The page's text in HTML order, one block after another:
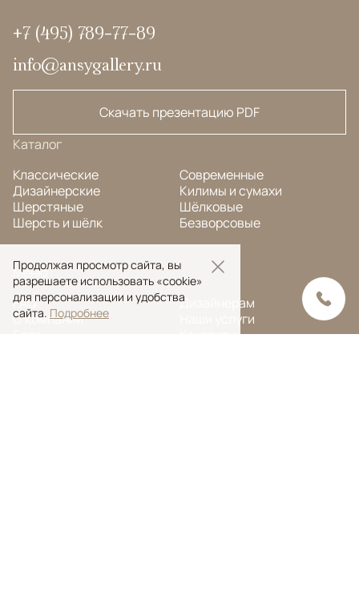
+7 (495) 789-77-89
info@ansygallery.ru
Скачать презентацию PDF
Каталог
Классические
Дизайнерские
Шерстяные
Шерсть и шёлк
Современные
Килимы и сумахи
Шёлковые
Безворсовые
Меню
FAQ
О компании
Дизайнерам
Наши услуги
Продолжая просмотр сайта, вы
разрешаете использовать «cookie»
для персонализации и удобства
сайта. Подробнее